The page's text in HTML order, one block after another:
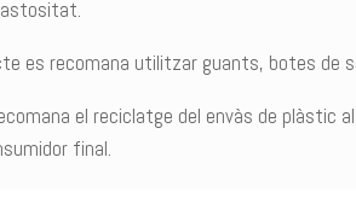
es recomana utilitzar guants, botes
el reciclatge del envàs de plàstic
final.